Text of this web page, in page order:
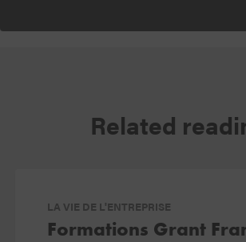
Related
LA VIE DE L'ENTREPRISE
Formations Grant